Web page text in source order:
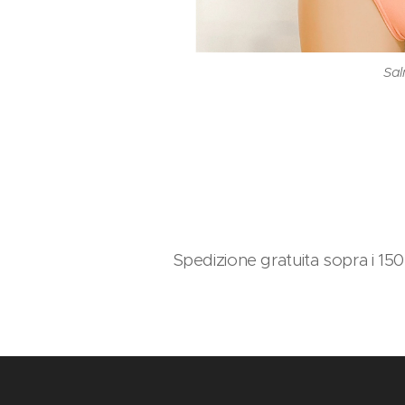
Spedizione gratuita sopra i